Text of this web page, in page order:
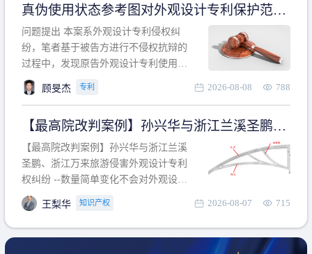
人数、活跃人数、市场占用率；（3）被
告主观因素：被告的主观恶意、是否明
知或应知、是否有
真伪使用状态参考图对外观设计专利保护范围
的影响
问题提出 本案系外观设计专利侵权纠
纷，笔者基于被告方进行不侵权抗辩的
过程中，发现原告外观设计专利使用状
态参考图中的外观设计与被告涉案商品
的视觉效果存在显著区别。故就使用状
保护范围确定进行了研究，将办案体会
与研究过程记录如下： 简要结论： 笔者
提出使用状态参考图应以
顾旻杰 专利 2026-08-08 788
【最高院改判案例】孙兴华与浙江兰溪圣鹏、
浙江万来旅游侵害外观设计专利权纠纷
【最高院改判案例】孙兴华与浙江兰溪
圣鹏、浙江万来旅游侵害外观设计专利
权纠纷 --数量简单变化不会对外观设计
产生视觉影响，及现有设计抗辩与专利
无效再审改判可以执行回转 【承办律
师】 王梨华 浙江杭知桥律师事务所 【案
王梨华 知识产权 2026-08-07 715